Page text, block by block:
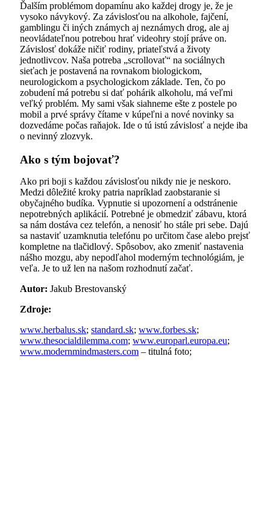
Ďalším problémom dopamínu ako každej drogy je, že je
vysoko návykový. Za závislosťou na alkohole, fajčení,
gamblingu či iných známych aj neznámych drog, ale aj
neovládateľnou potrebou hrať videohry stojí práve on.
Závislosť dokáže ničiť rodiny, priateľstvá a životy
jednotlivcov. Naša potreba „scrollovať“ na sociálnych
sieťach je postavená na rovnakom biologickom,
neurologickom a psychologickom základe. Ten, čo po
zobudení má potrebu si dať pohárik alkoholu, má veľmi
veľký problém. My sami však siahneme ešte z postele po
mobil a prvé správy čítame v kúpeľni a nové novinky sa
dozvedáme počas raňajok. Ide o tú istú závislosť a nejde iba
o nevinný zlozvyk.
Ako s tým bojovať?
Ako pri boji s každou závislosťou nikdy nie je neskoro.
Medzi dôležité kroky patria napríklad zaobstaranie si
obyčajného budíka. Vypnutie si upozornení a odstránenie
nepotrebných aplikácií. Potrebné je obmedziť zábavu, ktorá
sa nám dostáva cez telefón, a nenosiť ho stále pri sebe. Dajú
sa nastaviť uzamknutia telefónu po určitom čase alebo prejsť
kompletne na tlačidlový. Spôsobov, ako zmeniť nastavenia
nášho mozgu, aby nepodľahol moderným technológiám, je
veľa. Je to už len na našom rozhodnutí začať.
Autor: Jakub Brestovanský
Zdroje:
www.herbalus.sk; standard.sk; www.forbes.sk;
www.thesocialdilemma.com; www.europarl.europa.eu;
www.modernmindmasters.com – titulná foto;